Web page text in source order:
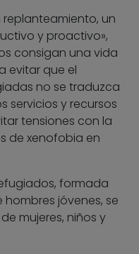
un
y proactivo»,
consigan una vida
evitar que el
no se traduzca
servicios y recursos
tensiones con la
de xenofobia en
formada
jóvenes, se
mujeres, niños y